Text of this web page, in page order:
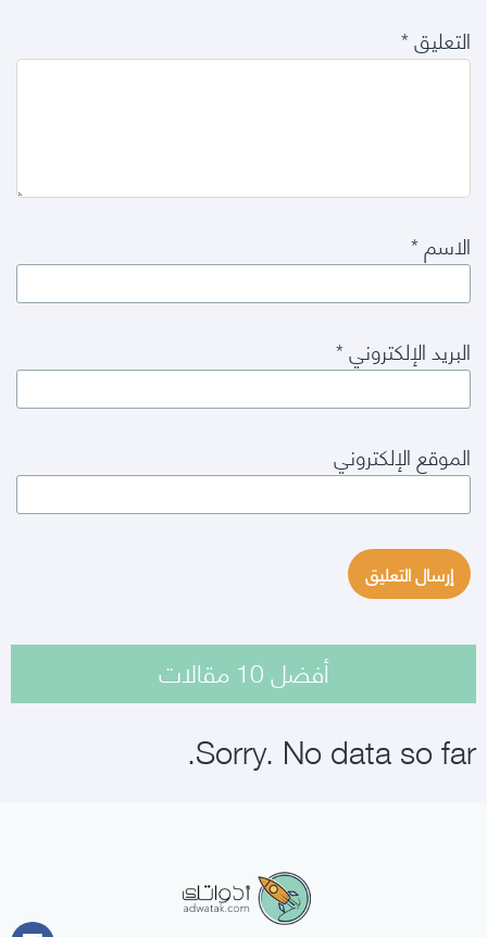
التعليق*
الاسم*
البريد الإلكتروني*
الموقع الإلكتروني
أفضل 10 مقالات
Sorry. No data so far.